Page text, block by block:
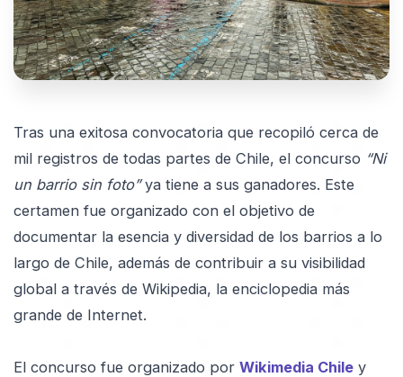
Tras una exitosa convocatoria que recopiló cerca de
mil registros de todas partes de Chile, el concurso “Ni
un barrio sin foto”ya tiene a sus ganadores. Este
certamen fue organizado con el objetivo de
documentar la esencia y diversidad de los barrios a lo
largo de Chile, además de contribuir a su visibilidad
global a través de Wikipedia, la enciclopedia más
grande de Internet.
El concurso fue organizado por Wikimedia Chiley